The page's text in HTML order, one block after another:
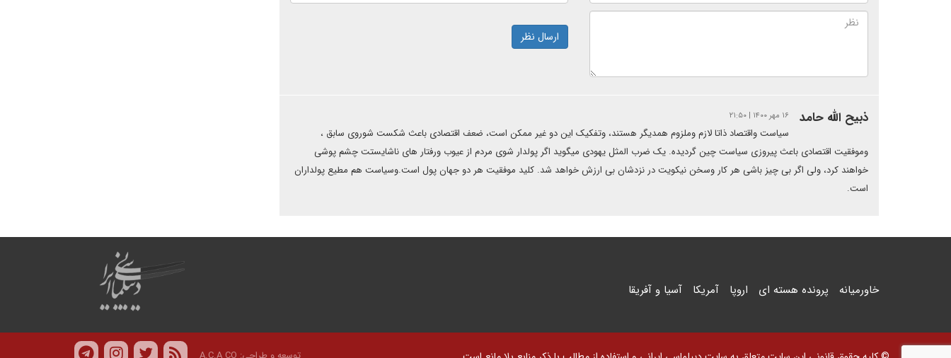
ارسال نظر
ذبیح الله حامد ۱۶ مهر ۱۴۰۰ | ۲۱:۵۰
سیاست واقتصاد ذاتا لازم وملزوم همدیگر هستند، وتفکیک این دو غیر ممکن است، ضعف اقتصادی باعث شکست شوروی سابق ،
وموفقیت اقتصادی باعث پیروزی سیاست چین گردیده. یک ضرب المثل یهودی میگوید اگر پولدار شوی مردم از عیوب ورفتار های ناشایستت چشم پوشی
خواهند کرد، ولی اگر بی چیز باشی هر کار وسخن نیکویت در نزدشان بی ارزش خواهد شد‌. کلید موفقیت هر دو جهان پول است.وسیاست هم مطیع پولداران
است.
خاورمیانه پرونده هسته ای اروپا آمریکا آسیا و آفریقا